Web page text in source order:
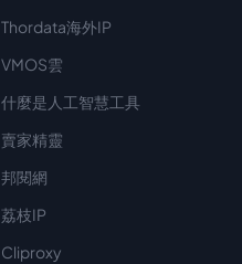
Thordata海外IP
VMOS雲
什麼是人工智慧工具
賣家精靈
邦閱網
荔枝IP
Cliproxy